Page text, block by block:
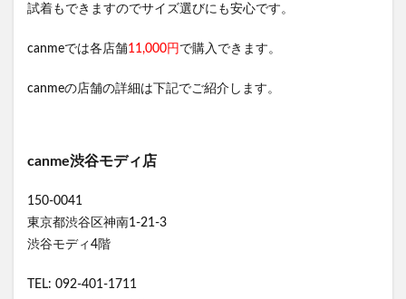
試着もできますのでサイズ選びにも安心です。
canmeでは各店舗11,000円 で購入できます。
canmeの店舗の詳細は下記でご紹介します。
canme渋谷モディ店
150-0041
東京都渋谷区神南1-21-3
渋谷モディ4階
TEL: 092-401-1711